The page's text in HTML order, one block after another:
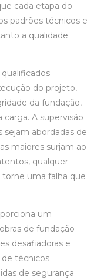
cada etapa do
padrões técnicos e
a qualidade
do projeto,
da fundação,
A supervisão
abordadas de
maiores surjam ao
qualquer
uma falha que
um
de fundação
desafiadoras e
técnicos
de segurança